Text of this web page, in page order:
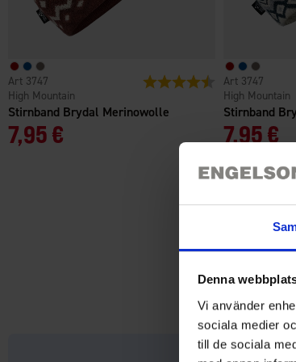
Denna
Vi använder
sociala medier
till de sociala
Stirnband Brydal Merinowolle
High Mountain
3747
7,95 €
Bewertung: 4.5 von 5 Sternen
Stirnband
High Mountain
3747
7,95 €